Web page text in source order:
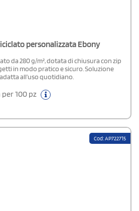
personalizzata Ebony
da 280 g/m², dotata di chiusura con zip
in modo pratico e sicuro. Soluzione
all’uso quotidiano.
per 100 pz
Cod: AP722715